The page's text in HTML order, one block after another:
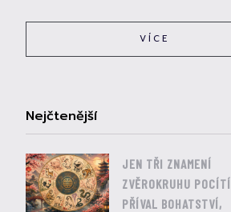
VÍCE
Nejčtenější
JEN TŘI ZNAMENÍ
ZVĚROKRUHU POCÍTÍ
PŘÍVAL BOHATSTVÍ,